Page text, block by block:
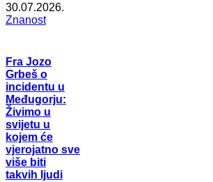
30.07.2026.
Znanost
Fra Jozo
Grbeš o
incidentu u
Međugorju:
Živimo u
svijetu u
kojem će
vjerojatno sve
više biti
takvih ljudi